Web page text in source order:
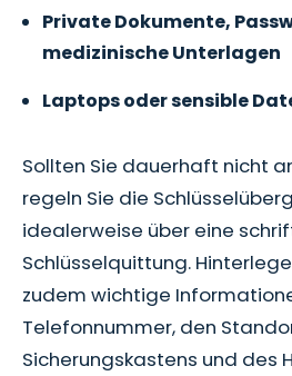
Private Dokumente,
medizinische Unterlagen
Laptops oder sensible
Sollten Sie dauerhaft nicht
regeln Sie die
idealerweise über eine
Schlüsselquittung.
zudem wichtige
Telefonnummer, den
Sicherungskastens und des